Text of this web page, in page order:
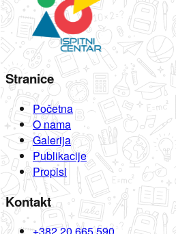
Stranice
Početna
O nama
Galerija
Publikacije
Propisi
Kontakt